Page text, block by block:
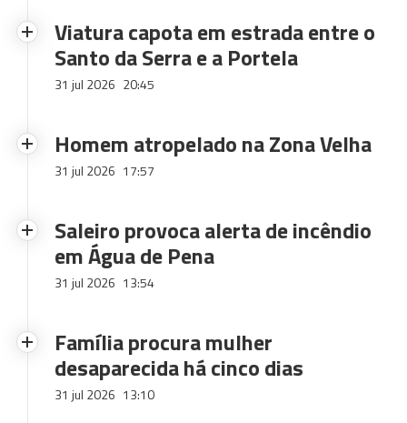
Viatura capota em estrada entre o
Santo da Serra e a Portela
31 jul 2026 20:45
Homem atropelado na Zona Velha
31 jul 2026 17:57
Saleiro provoca alerta de incêndio
em Água de Pena
31 jul 2026 13:54
Família procura mulher
desaparecida há cinco dias
31 jul 2026 13:10